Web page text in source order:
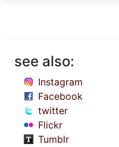
see also:
Instagram
Facebook
twitter
Flickr
Tumblr